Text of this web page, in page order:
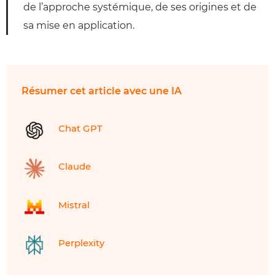
de l’approche systémique, de ses origines et de
sa mise en application.
Résumer cet article avec une IA
Chat GPT
Claude
Mistral
Perplexity